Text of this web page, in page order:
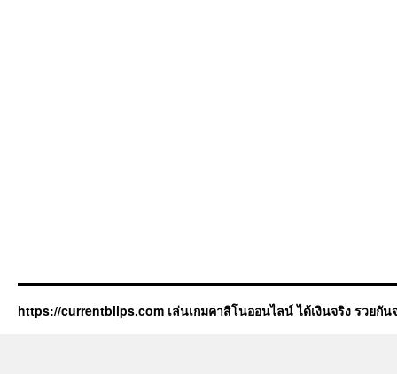
https://currentblips.com เล่นเกมคาสิโนออนไลน์ ได้เงินจริง รวยกัน